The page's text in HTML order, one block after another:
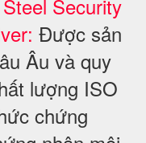
Security
Được sản
Âu và quy
lượng ISO
chứng